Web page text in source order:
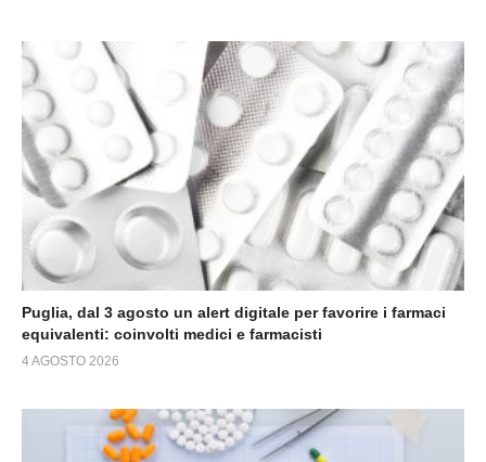
Puglia, dal 3 agosto un alert digitale per favorire i farmaci
equivalenti: coinvolti medici e farmacisti
4 AGOSTO 2026